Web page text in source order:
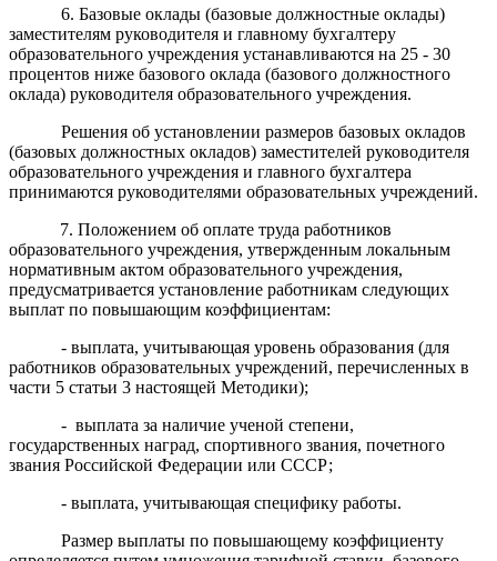
6. Базовые оклады (базовые должностные оклады)
заместителям руководителя и главному бухгалтеру
образовательного учреждения устанавливаются на 25 - 30
процентов ниже базового оклада (базового должностного
оклада) руководителя образовательного учреждения.
Решения об установлении размеров базовых окладов
(базовых должностных окладов) заместителей руководителя
образовательного учреждения и главного бухгалтера
принимаются руководителями образовательных учреждений.
7. Положением об оплате труда работников
образовательного учреждения, утвержденным локальным
нормативным актом образовательного учреждения,
предусматривается установление работникам следующих
выплат по повышающим коэффициентам:
- выплата, учитывающая уровень образования (для
работников образовательных учреждений, перечисленных в
части 5 статьи 3 настоящей Методики);
- выплата за наличие ученой степени,
государственных наград, спортивного звания, почетного
звания Российской Федерации или СССР;
- выплата, учитывающая специфику работы.
Размер выплаты по повышающему коэффициенту